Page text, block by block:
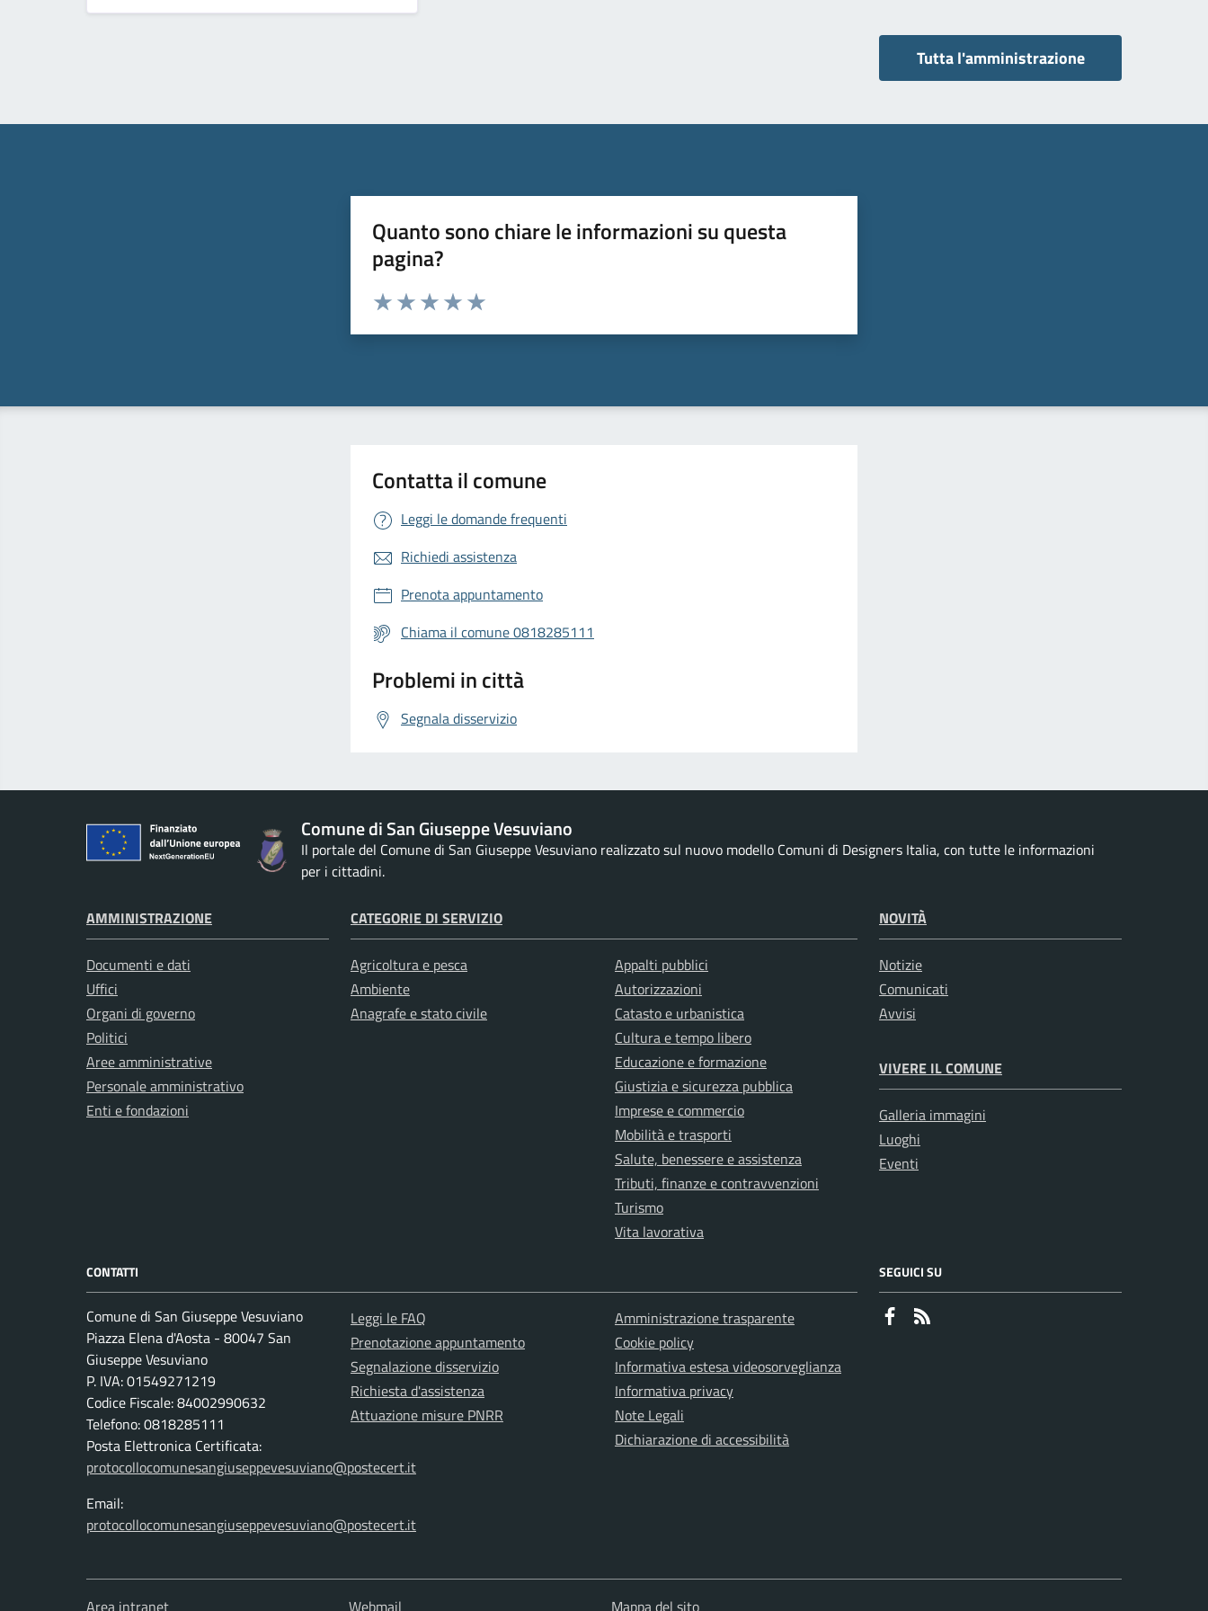
Tutta l'amministrazione
Quanto sono chiare le informazioni su questa
pagina?
Valuta da 1 a 5 stelle la pagina
Contatta il comune
Leggi le domande frequenti
Richiedi assistenza
Prenota appuntamento
Chiama il comune 0818285111
Problemi in città
Segnala disservizio
Comune di San Giuseppe Vesuviano
Il portale del Comune di San Giuseppe Vesuviano realizzato sul nuovo modello Comuni di Designers Italia, con tutte le informazioni
per i cittadini.
AMMINISTRAZIONE
Documenti e dati
Uffici
Organi di governo
Politici
Aree amministrative
Personale amministrativo
Enti e fondazioni
CATEGORIE DI SERVIZIO
Agricoltura e pesca
Ambiente
Anagrafe e stato civile
Appalti pubblici
Autorizzazioni
Catasto e urbanistica
Cultura e tempo libero
Educazione e formazione
Giustizia e sicurezza pubblica
Imprese e commercio
Mobilità e trasporti
Salute, benessere e assistenza
Tributi, finanze e contravvenzioni
Turismo
Vita lavorativa
NOVITÀ
Notizie
Comunicati
Avvisi
VIVERE IL COMUNE
Galleria immagini
Luoghi
Eventi
CONTATTI
Comune di San Giuseppe Vesuviano
Piazza Elena d'Aosta - 80047 San
Giuseppe Vesuviano
P. IVA: 01549271219
Codice Fiscale: 84002990632
Telefono: 0818285111
Posta Elettronica Certificata:
protocollocomunesangiuseppevesuviano@postecert.it
Email:
protocollocomunesangiuseppevesuviano@postecert.it
Leggi le FAQ
Prenotazione appuntamento
Segnalazione disservizio
Richiesta d'assistenza
Attuazione misure PNRR
Amministrazione trasparente
Cookie policy
Informativa estesa videosorveglianza
Informativa privacy
Note Legali
Dichiarazione di accessibilità
SEGUICI SU
Faceboook
Area intranet Webmail Mappa del sito